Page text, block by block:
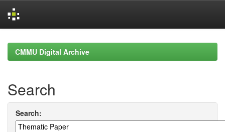
navigationCMMU Digital Archive
Search
Search: